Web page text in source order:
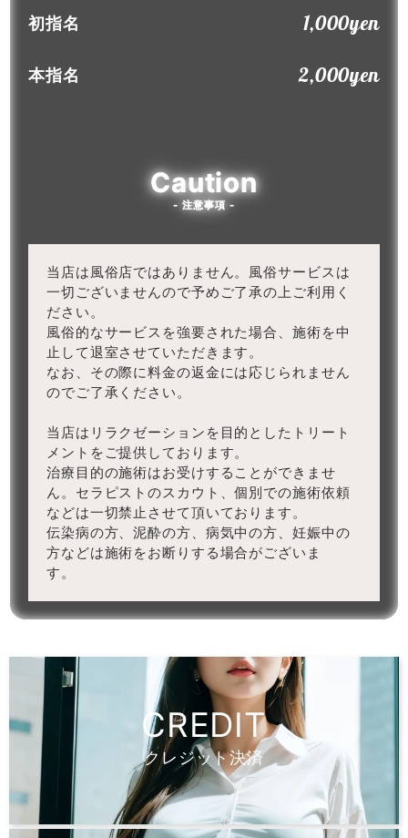
初指名 1,000yen
本指名 2,000yen
Caution
- 注意事項 -
当店は風俗店ではありません。風俗サービスは
一切ございませんので予めご了承の上ご利用く
ださい。
風俗的なサービスを強要された場合、施術を中
止して退室させていただきます。
なお、その際に料金の返金には応じられません
のでご了承ください。
当店はリラクゼーションを目的としたトリート
メントをご提供しております。
治療目的の施術はお受けすることができませ
ん。セラピストのスカウト、個別での施術依頼
などは一切禁止させて頂いております。
伝染病の方、泥酔の方、病気中の方、妊娠中の
方などは施術をお断りする場合がございま
す。
CREDIT
クレジット決済